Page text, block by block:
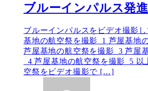
ブルーインパルス発進
ブルーインパルスをビデオ撮影
基地の航空祭を撮影_1 芦屋基地
芦屋基地の航空祭を撮影_3 芦屋
_4 芦屋基地の航空祭を撮影_5
空祭をビデオ撮影で […]